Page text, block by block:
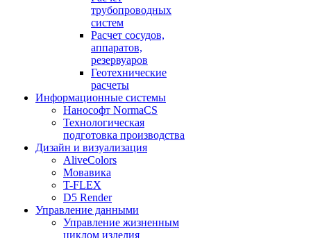
трубопроводных
систем
Расчет сосудов,
аппаратов,
резервуаров
Геотехнические
расчеты
Информационные системы
Нанософт NormaCS
Технологическая
подготовка производства
Дизайн и визуализация
AliveColors
Мовавика
T-FLEX
D5 Render
Управление данными
Управление жизненным
циклом изделия